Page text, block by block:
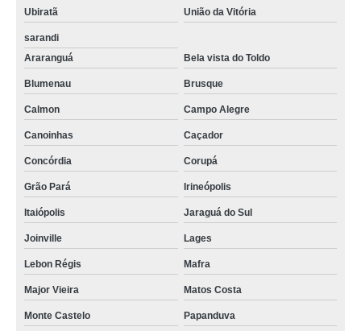
Ubiratã União da Vitória
sarandi
Araranguá
Bela vista do Toldo
Blumenau Brusque
Calmon Campo Alegre
Canoinhas Caçador
Concórdia Corupá
Grão Pará Irineópolis
Itaiópolis Jaraguá do Sul
Joinville Lages
Lebon Régis Mafra
Major Vieira Matos Costa
Monte Castelo Papanduva